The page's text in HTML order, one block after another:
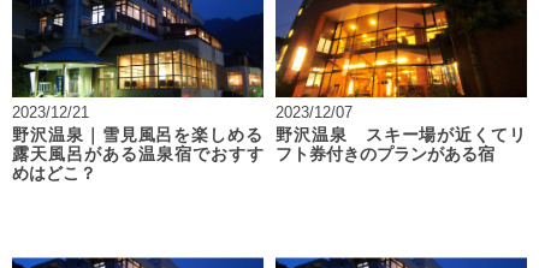
2023/12/21
野沢温泉｜雪見風呂を楽しめる
露天風呂がある温泉宿でおすす
めはどこ？
2023/12/07
野沢温泉 スキー場が近くてリ
フト券付きのプランがある宿